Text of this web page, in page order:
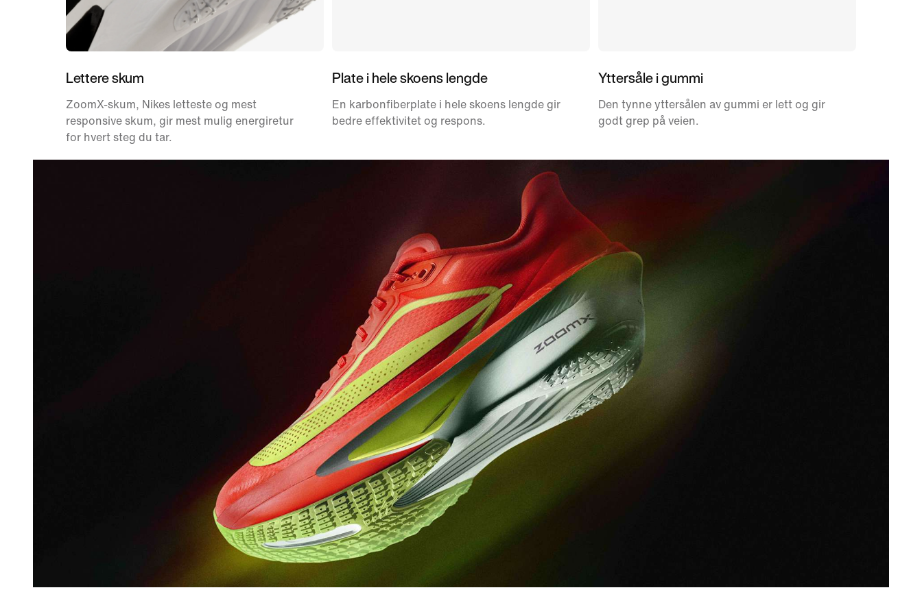
Lettere skum
ZoomX-skum, Nikes letteste og mest
responsive skum, gir mest mulig energiretur
for hvert steg du tar.
Plate i hele skoens lengde
En karbonfiberplate i hele skoens lengde gir
bedre effektivitet og respons.
Yttersåle i gummi
Den tynne yttersålen av gummi er lett og gir
godt grep på veien.